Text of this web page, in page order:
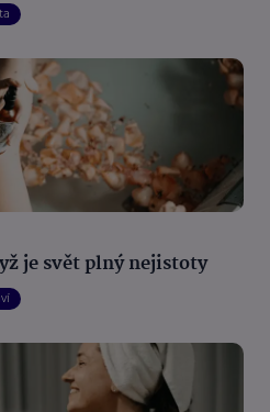
je svět plný nejistoty